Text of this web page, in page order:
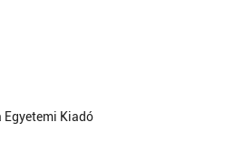
Kiadó